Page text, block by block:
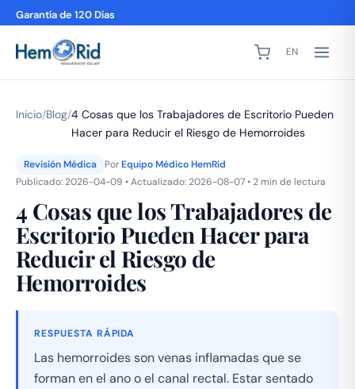
Garantía de 120 Días
EN
Inicio/Blog/4 Cosas que los Trabajadores de Escritorio Pueden
Hacer para Reducir el Riesgo de Hemorroides
Revisión Médica PorEquipo Médico HemRid
Publicado: 2026-04-09 • Actualizado: 2026-08-07 • 2 min de lectura
4 Cosas que los Trabajadores de
Escritorio Pueden Hacer para
Reducir el Riesgo de
Hemorroides
RESPUESTA RÁPIDA
Las hemorroides son venas inflamadas que se
forman en el ano o el canal rectal. Estar sentado